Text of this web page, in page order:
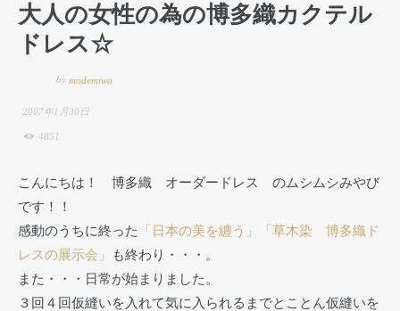
大人の女性の為の博多織カクテル
ドレス☆
by modemiwa
2007年1月30日
4851
こんにちは！ 博多織 オーダードレス のムシムシみやび
です！！
感動のうちに終った
「日本の美を纏う」「草木染 博多織ド
レスの展示会」
も終わり・・・。
また・・・日常が始まりました。
３回４回仮縫いを入れて気に入られるまでとことん仮縫いを